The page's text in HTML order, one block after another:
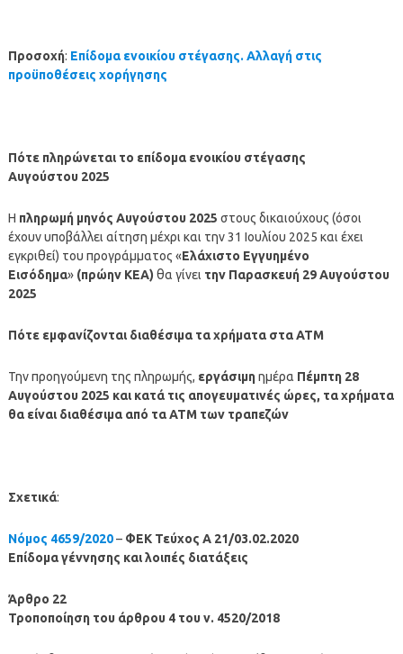
Προσοχή: Επίδομα ενοικίου στέγασης. Αλλαγή στις
προϋποθέσεις χορήγησης
Πότε πληρώνεται το επίδομα ενοικίου στέγασης
Αυγούστου2025
Η πληρωμή μηνός Αυγούστου2025 στους δικαιούχους (όσοι
έχουν υποβάλλει αίτηση μέχρι και την 31 Ιουλίου 2025 και έχει
εγκριθεί) του προγράμματος «Ελάχιστο Εγγυημένο
Εισόδημα» (πρώην ΚΕΑ) θα γίνει την Παρασκευή 29 Αυγούστου
2025
Πότε εμφανίζονται διαθέσιμα τα χρήματα στα ΑΤΜ
Την προηγούμενη της πληρωμής, εργάσιμηημέρα Πέμπτη 28
Αυγούστου2025 και κατά τις απογευματινές ώρες, τα χρήματα
θα είναι διαθέσιμα από τα ΑΤΜ των τραπεζών
Σχετικά:
Νόμος 4659/2020– ΦΕΚ Τεύχος A 21/03.02.2020
Επίδομα γέννησης και λοιπές διατάξεις
Άρθρο 22
Τροποποίηση του άρθρου 4 του ν. 4520/2018